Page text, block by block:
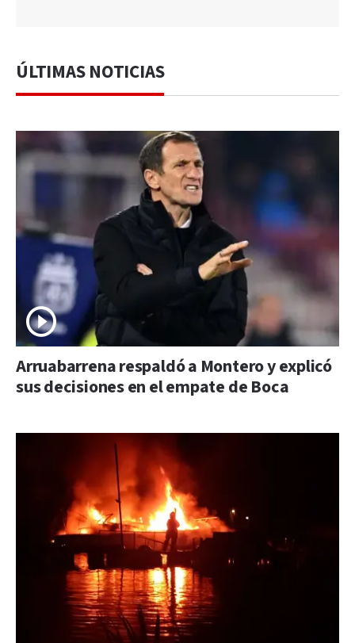
ÚLTIMAS NOTICIAS
Arruabarrena respaldó a Montero y explicó
sus decisiones en el empate de Boca